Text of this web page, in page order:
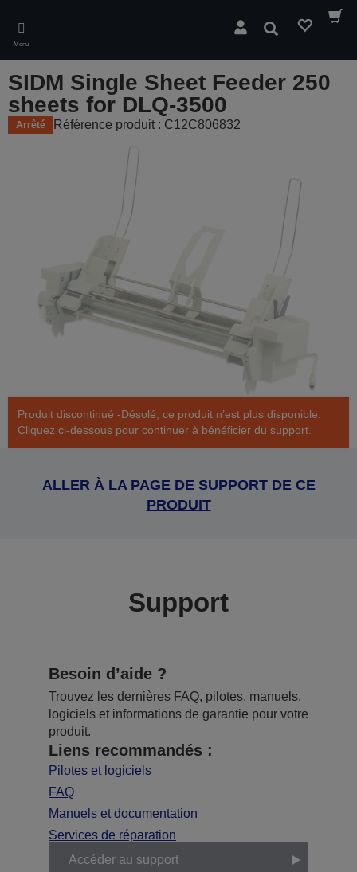
main
content
Menu
Rechercher
SIDM Single Sheet Feeder 250
sheets for DLQ-3500
Arrêté Référence produit : C12C806832
Produit discontinué -Désolé, ce produit n’est plus disponible.
Cliquez ci-dessous pour continuer à bénéficier du support.
ALLER À LA PAGE DE SUPPORT DE CE
PRODUIT
Support
Besoin d’aide ?
Trouvez les dernières FAQ, pilotes, manuels,
logiciels et informations de garantie pour votre
produit.
Liens recommandés :
Pilotes et logiciels
FAQ
Manuels et documentation
Services de réparation
Accéder au support